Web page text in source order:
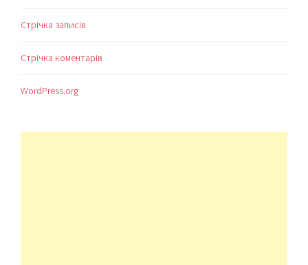
Стрічка записів
Стрічка коментарів
WordPress.org